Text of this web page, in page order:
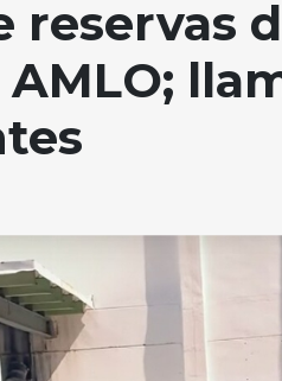
reservas
AMLO;